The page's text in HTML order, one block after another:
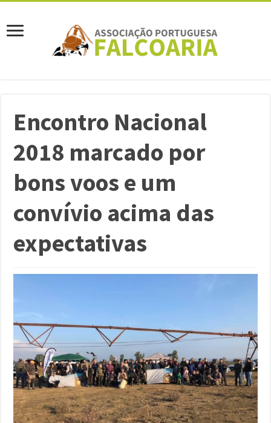
Encontro Nacional
2018 marcado por
bons voos e um
convívio acima das
expectativas